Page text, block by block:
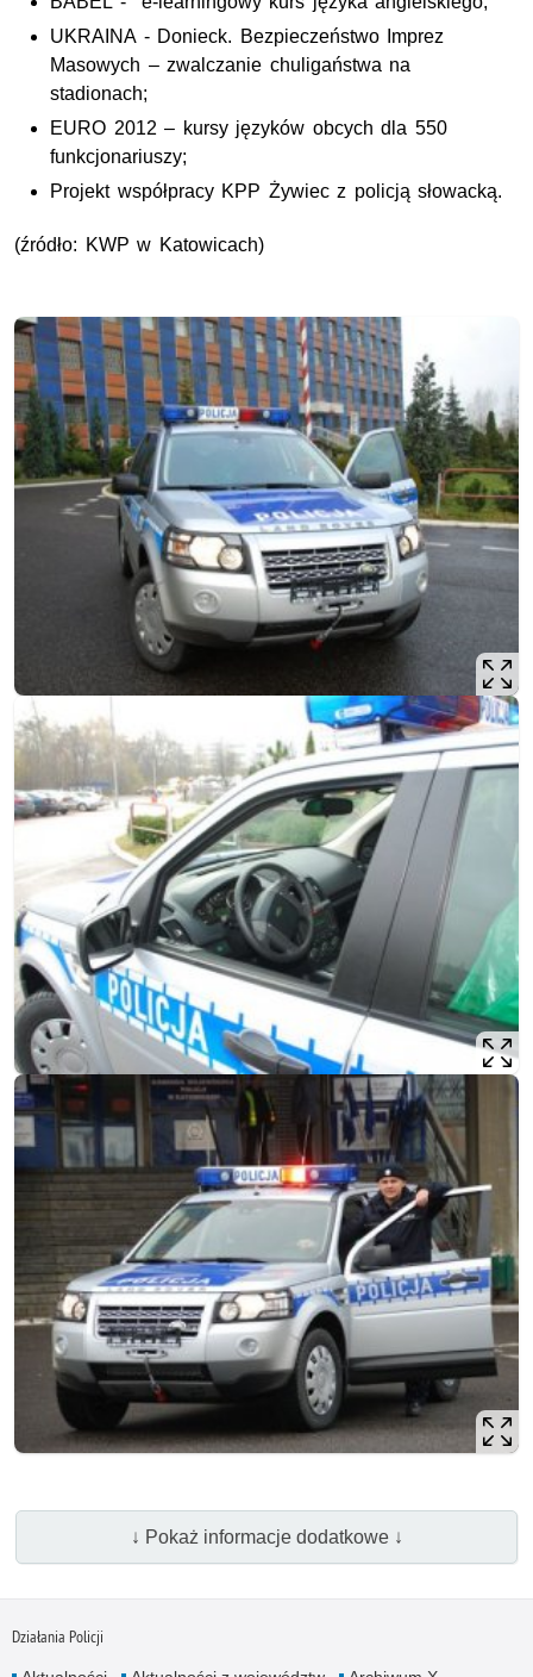
UKRAINA - Donieck. Bezpieczeństwo Imprez
Masowych – zwalczanie chuligaństwa na
stadionach;
EURO 2012 – kursy języków obcych dla 550
funkcjonariuszy;
Projekt współpracy KPP Żywiec z policją słowacką.
(źródło: KWP w Katowicach)
↓ Pokaż informacje dodatkowe ↓
Działania Policji